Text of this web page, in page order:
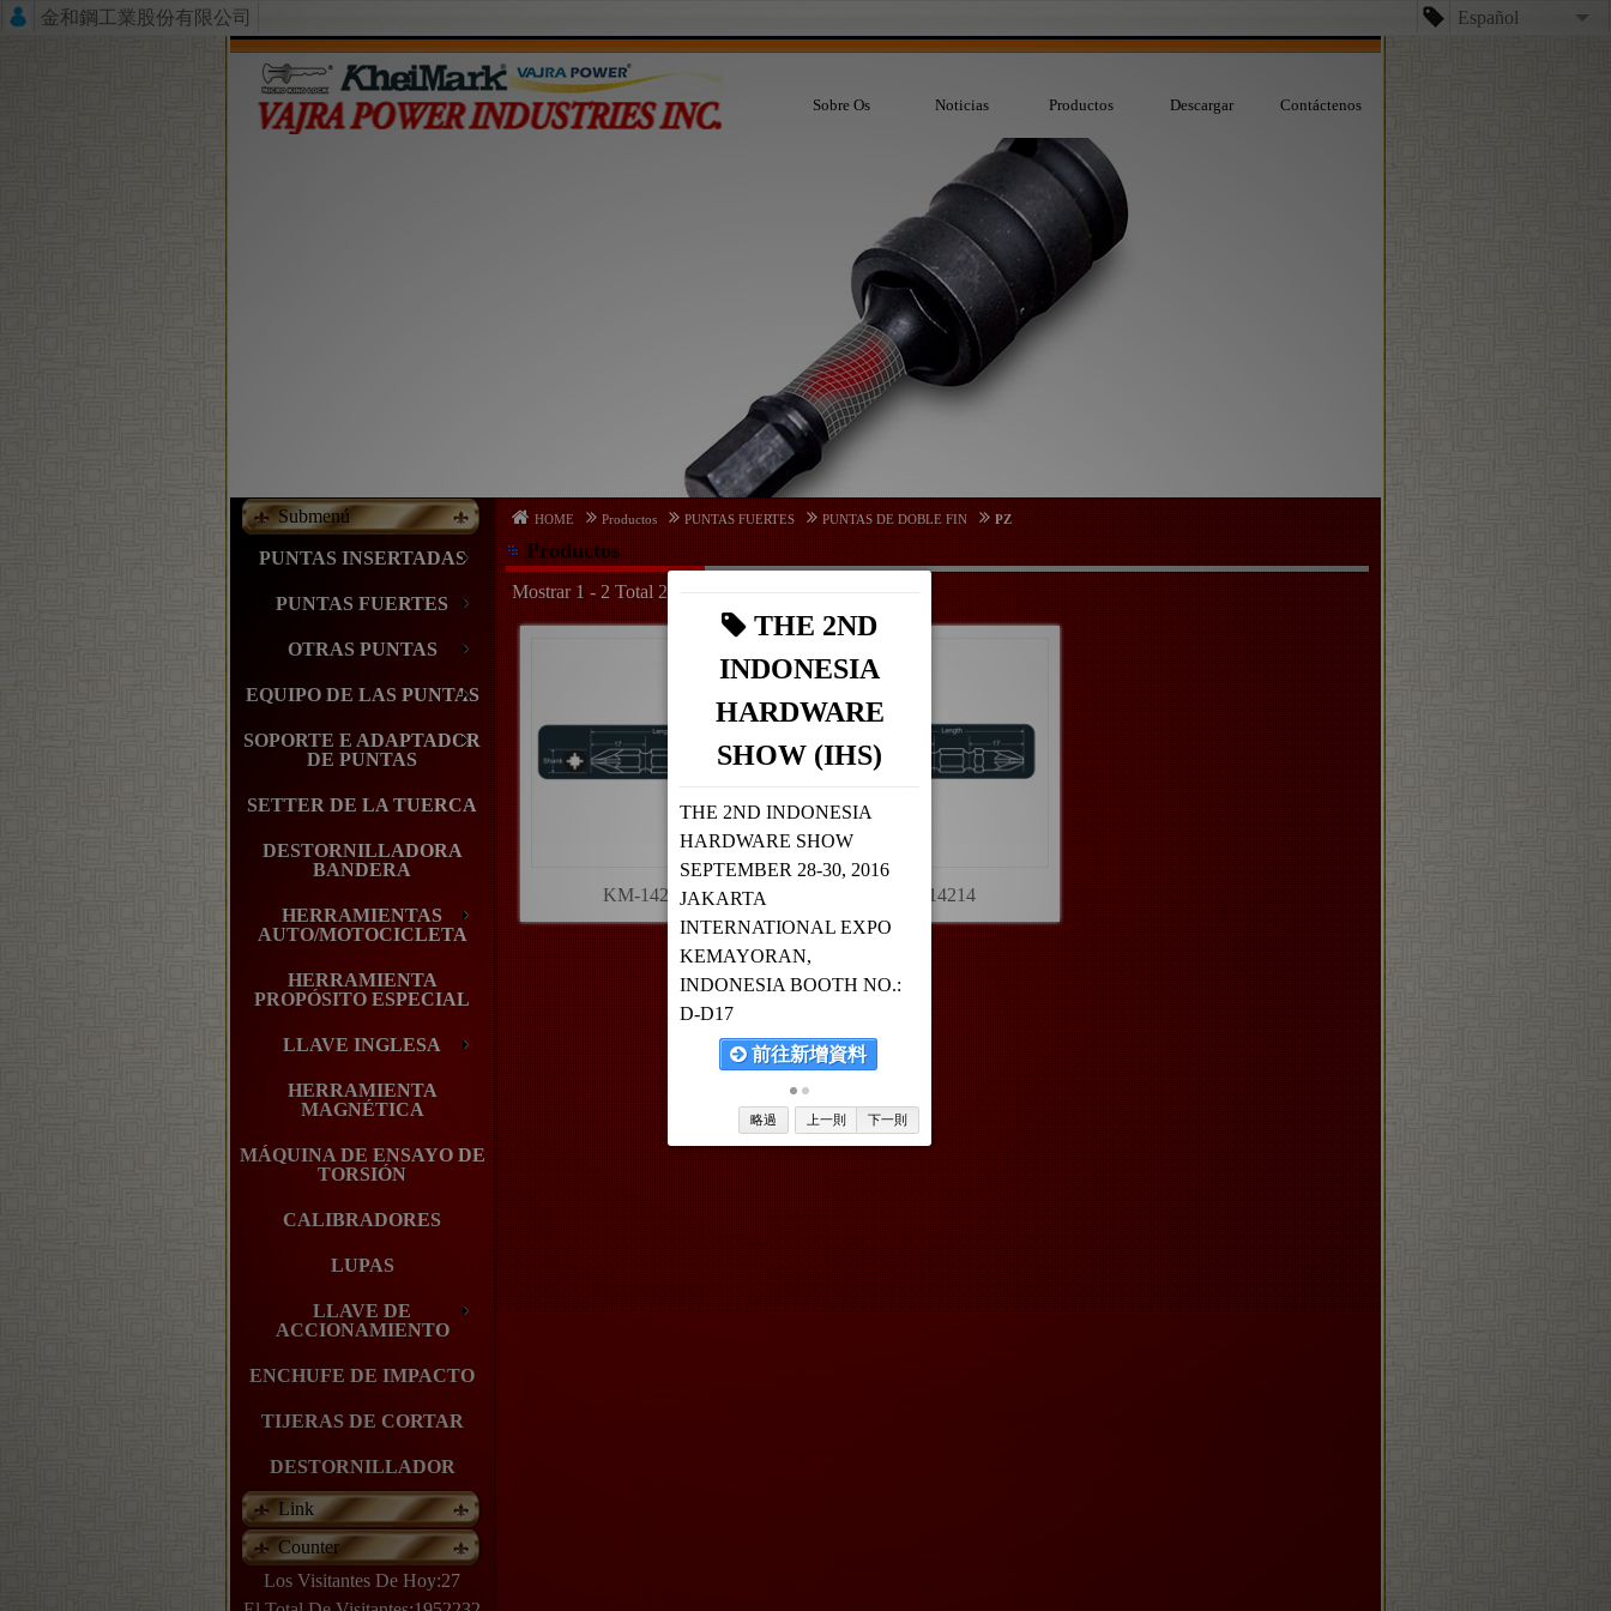
金和鋼工業股份有限公司 Español
Sobre Os Noticias Productos Descargar Contáctenos
Submenú
PUNTAS INSERTADAS
PUNTAS FUERTES
OTRAS PUNTAS
EQUIPO DE LAS PUNTAS
SOPORTE E ADAPTADOR
DE PUNTAS
SETTER DE LA TUERCA
DESTORNILLADORA
BANDERA
HERRAMIENTAS
AUTO/MOTOCICLETA
HERRAMIENTA
PROPÓSITO ESPECIAL
LLAVE INGLESA
HERRAMIENTA
MAGNÉTICA
MÁQUINA DE ENSAYO DE
TORSIÓN
CALIBRADORES
LUPAS
LLAVE DE
ACCIONAMIENTO
ENCHUFE DE IMPACTO
TIJERAS DE CORTAR
DESTORNILLADOR
Link
Counter
Los Visitantes De Hoy:27
HOME Productos PUNTAS FUERTES PUNTAS DE DOBLE FIN PZ
Productos
Mostrar 1 - 2 Total 2
KM-14213 KM-14214
THE 2ND
INDONESIA
HARDWARE
SHOW (IHS)
THE 2ND INDONESIA
HARDWARE SHOW
SEPTEMBER 28-30, 2016
JAKARTA
INTERNATIONAL EXPO
KEMAYORAN,
INDONESIA BOOTH NO.:
D-D17
前往新增資料
略過 上一則 下一則